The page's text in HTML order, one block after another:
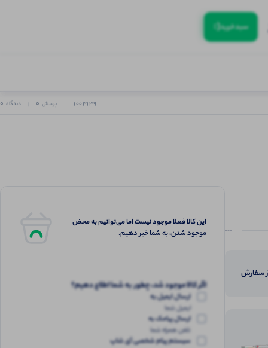
سبد‌خرید(:
۱۰۰۳۱۳۹ پرسش 0 دیدگاه 0
سفارش
این کالا فعلا موجود نیست اما می‌توانیم به محض
موجود شدن، به شما خبر دهیم.
اگر کالا موجود شد، چطور به شما اطلاع دهیم؟
ارسال ایمیل به
ایمیل شما
ارسال پیامک به
تلفن همراه شما
سیستم پیام شخصی آی شاپ